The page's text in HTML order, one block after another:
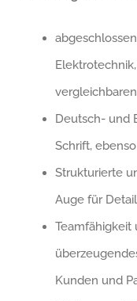
Deutsch- und
Schrift,
Strukturierte
Auge für
Teamfähigkeit
Kunden und